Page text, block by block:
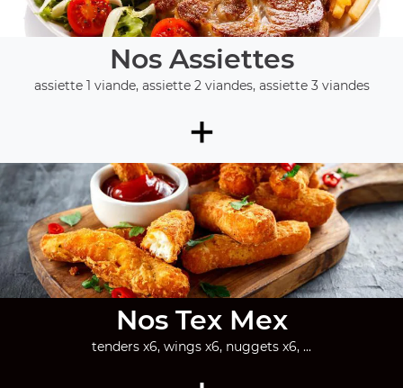
Nos Assiettes
assiette 1 viande, assiette 2 viandes, assiette 3 viandes
+
Nos Tex Mex
tenders x6, wings x6, nuggets x6, ...